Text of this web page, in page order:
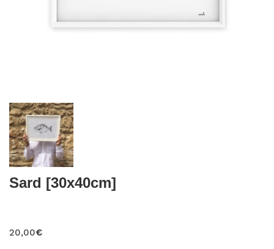
Sard [30x40cm]
20,00€